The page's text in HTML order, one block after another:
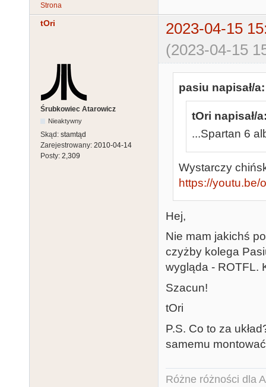
Strona
tOri
2023-04-15
(2023-04-15
Śrubkowiec Atarowicz
Nieaktywny
Skąd: stamtąd
Zarejestrowany: 2010-04-14
Posty: 2,309
pasiu napisał/a:
tOri napisał/
...Spartan 6
Wystarczy
https://youtu.be/
Hej,
Nie mam jakichś
czyżby kolega
wygląda - ROTFL.
Szacun!
tOri
P.S. Co to za
samemu
Różne różności dla